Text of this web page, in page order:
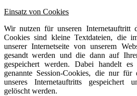
Einsatz von Cookies
Wir nutzen für unseren Internetauftritt
Cookies sind kleine Textdateien, die
unserer Internetseite von unserem
gesandt werden und die dann auf
gespeichert werden. Dabei handelt
genannte Session-Cookies, die nur
unseres Internetauftritts gespeichert
gelöscht werden.